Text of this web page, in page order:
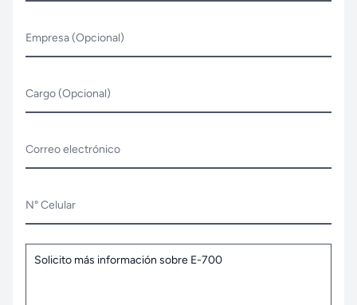
Empresa (Opcional)
Cargo (Opcional)
Correo electrónico
N° Celular